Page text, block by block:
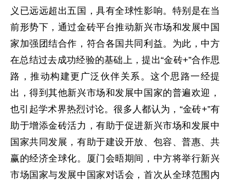
义已远远超出五国，具有全球性影响。特别是在当
前形势下，通过金砖平台推动新兴市场和发展中国
家加强团结合作，符合各国共同利益。为此，中方
在总结过去成功经验的基础上，提出“金砖+”合作思
路，推动构建更广泛伙伴关系。这个思路一经提
出，得到其他新兴市场和发展中国家的普遍欢迎，
也引起学术界热烈讨论。很多人都认为，“金砖+”有
助于增添金砖活力，有助于促进新兴市场和发展中
国家共同发展，有助于建设开放、包容、普惠、共
赢的经济全球化。厦门会晤期间，中方将举行新兴
市场国家与发展中国家对话会，首次从全球范围内